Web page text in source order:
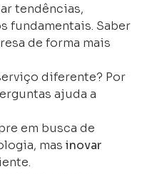
tendências,
fundamentais. Saber
de forma mais
diferente? Por
ajuda a
em busca de
mas inovar